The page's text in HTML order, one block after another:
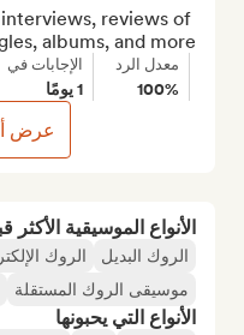
الأنواع الموسيقية الأكثر
الروك البديل الروك
موسيقى الروك المستقلة
الأنواع التي يحبونها
reviews of
albums, and more...
معدل الرد
100%
الإجابات في
1 يومًا
عرض